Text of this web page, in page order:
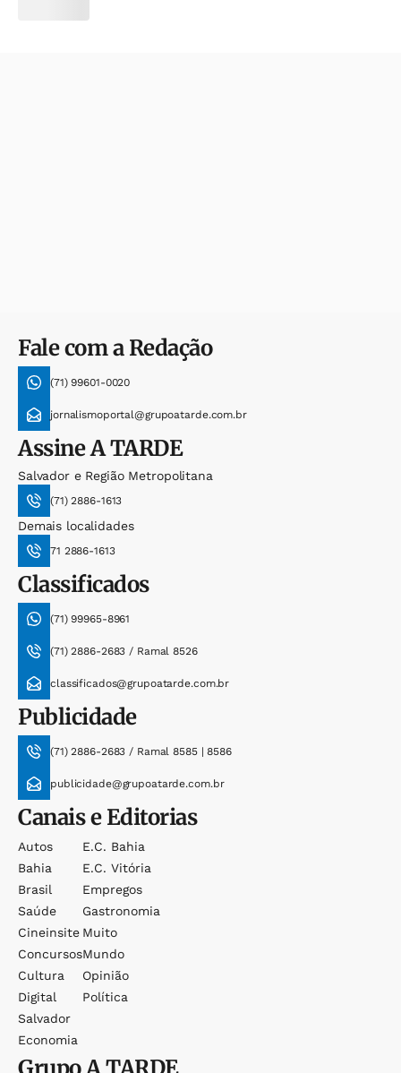
Fale com a Redação
(71) 99601-0020
jornalismoportal@grupoatarde.com.br
AssineA TARDE
Salvador e Região Metropolitana
(71) 2886-1613
Demais localidades
71 2886-1613
Classificados
(71) 99965-8961
(71) 2886-2683 / Ramal 8526
classificados@grupoatarde.com.br
Publicidade
(71) 2886-2683 / Ramal 8585 | 8586
publicidade@grupoatarde.com.br
Canais e Editorias
Autos
Bahia
Brasil
Saúde
Cineinsite
Concursos
Cultura
Digital
Salvador
Economia
E.c. Bahia
E.c. Vitória
Empregos
Gastronomia
Muito
Mundo
Opinião
Política